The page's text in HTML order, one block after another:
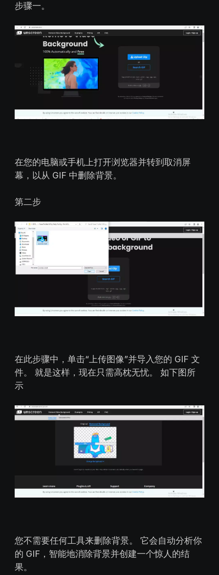
步骤一。
在您的电脑或手机上打开浏览器并转到取消屏
幕，以从 GIF 中删除背景。
第二步
在此步骤中，单击“上传图像”并导入您的 GIF 文
件。 就是这样，现在只需高枕无忧。 如下图所
示
您不需要任何工具来删除背景。 它会自动分析你
的 GIF，智能地消除背景并创建一个惊人的结
果。